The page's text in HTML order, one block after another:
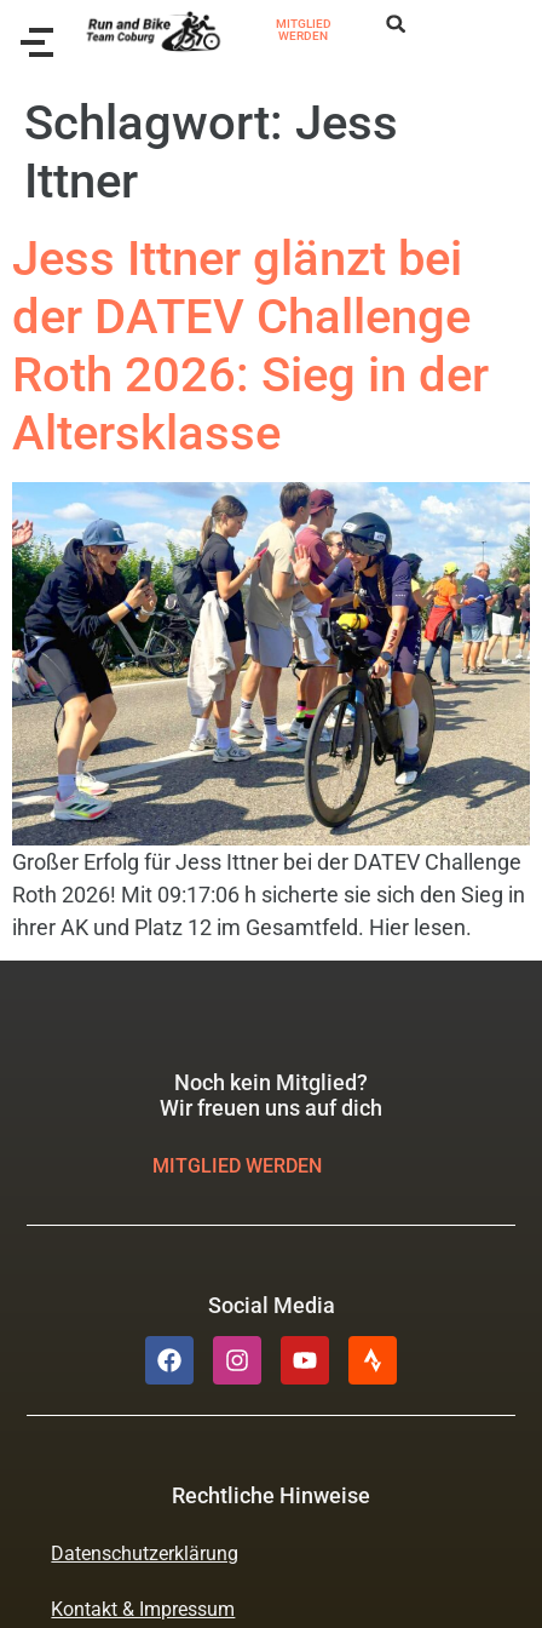
MITGLIED
WERDEN
Schlagwort: Jess
Ittner
Jess Ittner glänzt bei
der DATEV Challenge
Roth 2026: Sieg in der
Altersklasse
Großer Erfolg für Jess Ittner bei der DATEV Challenge
Roth 2026! Mit 09:17:06 h sicherte sie sich den Sieg in
ihrer AK und Platz 12 im Gesamtfeld. Hier lesen.
Noch kein Mitglied?
Wir freuen uns auf dich
MITGLIED WERDEN
Social Media
Rechtliche Hinweise
Datenschutzerklärung
Kontakt & Impressum